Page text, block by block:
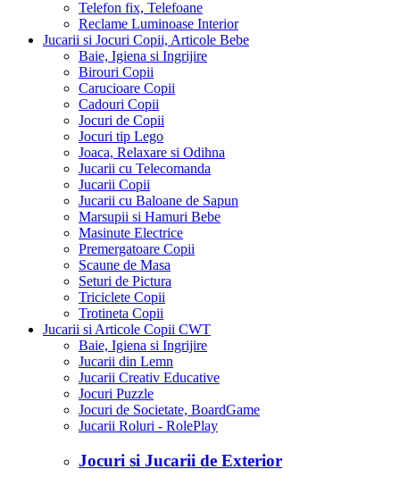
Telefon fix, Telefoane
Reclame Luminoase Interior
Jucarii si Jocuri Copii, Articole Bebe
Baie, Igiena si Ingrijire
Birouri Copii
Carucioare Copii
Cadouri Copii
Jocuri de Copii
Jocuri tip Lego
Joaca, Relaxare si Odihna
Jucarii cu Telecomanda
Jucarii Copii
Jucarii cu Baloane de Sapun
Marsupii si Hamuri Bebe
Masinute Electrice
Premergatoare Copii
Scaune de Masa
Seturi de Pictura
Triciclete Copii
Trotineta Copii
Jucarii si Articole Copii CWT
Baie, Igiena si Ingrijire
Jucarii din Lemn
Jucarii Creativ Educative
Jocuri Puzzle
Jocuri de Societate, BoardGame
Jucarii Roluri - RolePlay
Jocuri si Jucarii de Exterior